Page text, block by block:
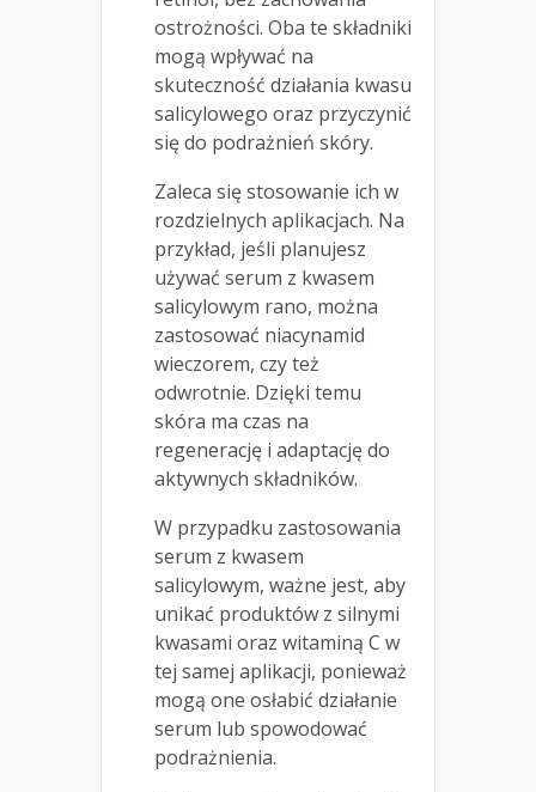
ostrożności. Oba te składniki
mogą wpływać na
skuteczność działania kwasu
salicylowego oraz przyczynić
się do podrażnień skóry.
Zaleca się stosowanie ich w
rozdzielnych aplikacjach. Na
przykład, jeśli planujesz
używać serum z kwasem
salicylowym rano, można
zastosować niacynamid
wieczorem, czy też
odwrotnie. Dzięki temu
skóra ma czas na
regenerację i adaptację do
aktywnych składników.
W przypadku zastosowania
serum z kwasem
salicylowym, ważne jest, aby
unikać produktów z silnymi
kwasami oraz witaminą C w
tej samej aplikacji, ponieważ
mogą one osłabić działanie
serum lub spowodować
podrażnienia.